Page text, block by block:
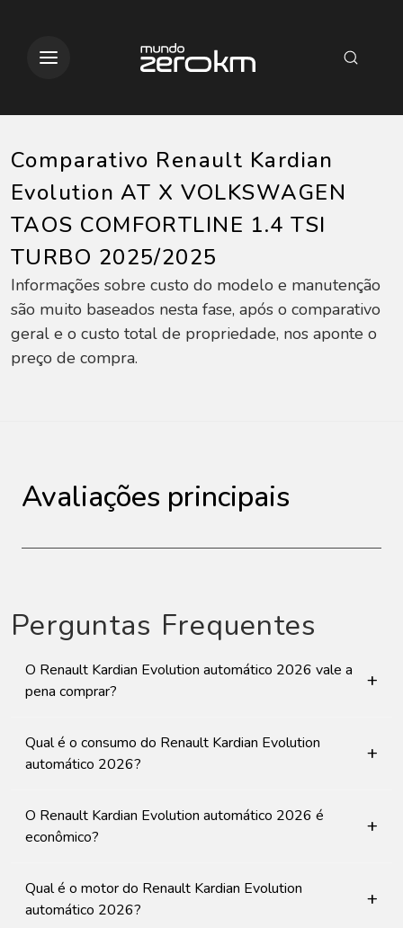
Comparativo Renault Kardian
Evolution AT X VOLKSWAGEN
TAOS COMFORTLINE 1.4 TSI
TURBO 2025/2025
Informações sobre custo do modelo e manutenção
são muito baseados nesta fase, após o comparativo
geral e o custo total de propriedade, nos aponte o
preço de compra.
Avaliações principais
Perguntas Frequentes
O Renault Kardian Evolution automático 2026 vale a
pena comprar?
+
Qual é o consumo do Renault Kardian Evolution
automático 2026?
+
O Renault Kardian Evolution automático 2026 é
econômico?
+
Qual é o motor do Renault Kardian Evolution
automático 2026?
+